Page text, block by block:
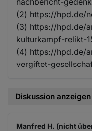
nachbericht-
(2) https://hpd.de/
(3) https://hpd.de/
kulturkampf-relikt-
(4) https://hpd.de/
vergiftet-
Diskussion anzeigen
Manfred H. (nicht